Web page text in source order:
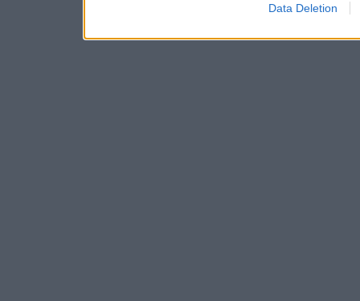
Data Deletion